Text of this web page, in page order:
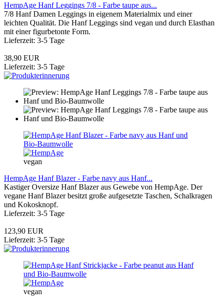
HempAge Hanf Leggings 7/8 - Farbe taupe aus...
7/8 Hanf Damen Leggings in eigenem Materialmix und einer
leichten Qualität. Die Hanf Leggings sind vegan und durch Elasthan
mit einer figurbetonte Form.
Lieferzeit: 3-5 Tage
38,90 EUR
Lieferzeit: 3-5 Tage
vegan
HempAge Hanf Blazer - Farbe navy aus Hanf...
Kastiger Oversize Hanf Blazer aus Gewebe von HempAge. Der
vegane Hanf Blazer besitzt große aufgesetzte Taschen, Schalkragen
und Kokosknopf.
Lieferzeit: 3-5 Tage
123,90 EUR
Lieferzeit: 3-5 Tage
vegan